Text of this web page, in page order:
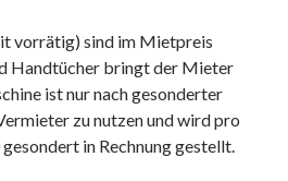
vorrätig) sind im Mietpreis
Handtücher bringt der Mieter
ist nur nach gesonderter
zu nutzen und wird pro
in Rechnung gestellt.